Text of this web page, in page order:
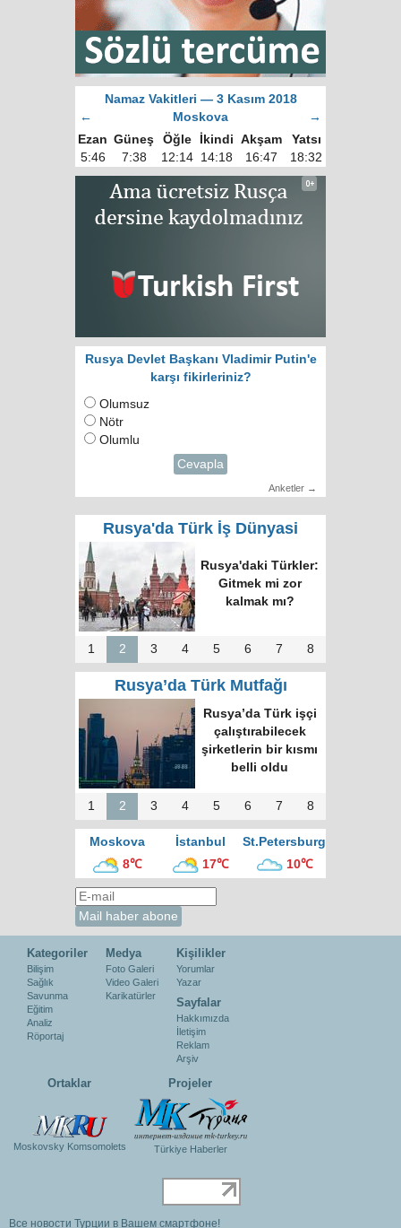
Namaz Vakitleri — 3 Kasım 2018
←
Moskova
→
Ezan Güneş Öğle İkindi Akşam
Yatsı
5:46
7:38 12:14 14:18 16:47 18:32
Rusya Devlet Başkanı Vladimir Putin'e
karşı fikirleriniz?
Olumsuz
Nötr
Olumlu
Cevapla
Anketler →
Rusya'da Türk İş Dünyasi
Rusya'daki Türkler:
Gitmek mi zor
kalmak mı?
1 2 3 4 5 6 7 8
Rusya’da Türk Mutfağı
Rusya’da Türk işçi
çalıştırabilecek
şirketlerin bir kısmı
belli oldu
1 2 3 4 5 6 7 8
Moskova İstanbul
St.Petersburg
8℃
17℃ 10℃
Kategoriler
Bilişim
Sağlık
Savunma
Eğitim
Analiz
Röportaj
Medya
Foto Galeri
Video Galeri
Karikatürler
Kişilikler
Yorumlar
Yazar
Sayfalar
Hakkımızda
İletişim
Reklam
Arşiv
Ortaklar
Moskovsky Komsomolets
Projeler
Türkiye Haberler
Все новости Турции в Вашем смартфоне!